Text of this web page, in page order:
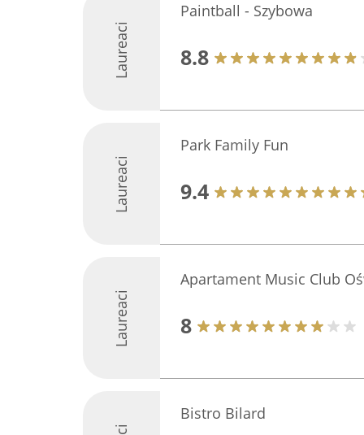
Laureaci
Paintball - Szybowa
8.8
Laureaci
Park Family Fun
9.4
Laureaci
Apartament Music Club
8
Bistro Bilard